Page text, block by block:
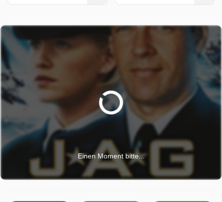
Einen Moment bitte...